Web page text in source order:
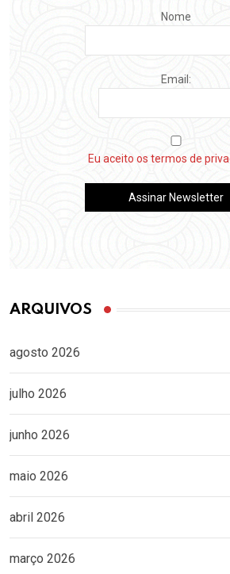
Nome
Email:
Eu aceito os termos de
ARQUIVOS
agosto 2026
julho 2026
junho 2026
maio 2026
abril 2026
março 2026